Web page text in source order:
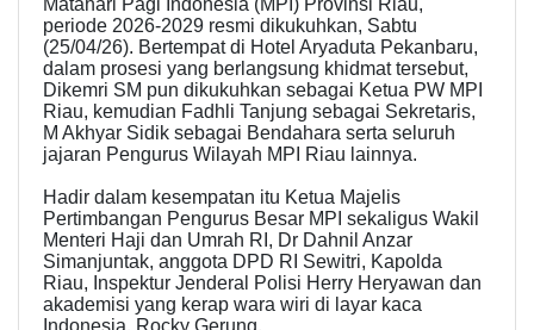
Matahari Pagi Indonesia (MPI) Provinsi Riau,
periode 2026-2029 resmi dikukuhkan, Sabtu
(25/04/26). Bertempat di Hotel Aryaduta Pekanbaru,
dalam prosesi yang berlangsung khidmat tersebut,
Dikemri SM pun dikukuhkan sebagai Ketua PW MPI
Riau, kemudian Fadhli Tanjung sebagai Sekretaris,
M Akhyar Sidik sebagai Bendahara serta seluruh
jajaran Pengurus Wilayah MPI Riau lainnya.
Hadir dalam kesempatan itu Ketua Majelis
Pertimbangan Pengurus Besar MPI sekaligus Wakil
Menteri Haji dan Umrah RI, Dr Dahnil Anzar
Simanjuntak, anggota DPD RI Sewitri, Kapolda
Riau, Inspektur Jenderal Polisi Herry Heryawan dan
akademisi yang kerap wara wiri di layar kaca